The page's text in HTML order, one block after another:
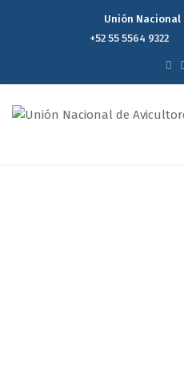
Unión
+52 55 5564 9322